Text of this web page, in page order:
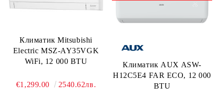
Климатик Mitsubishi
Electric MSZ-AY35VGK
WiFi, 12 000 BTU
€1,299.00 2540.62лв.
Климатик AUX ASW-
H12C5E4 FAR ECO, 12 000
BTU